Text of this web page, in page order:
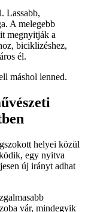
Lassabb,
A melegebb
megnyitják a
biciklizéshez,
él.
máshol lenned.
helyei közül
egy nyitva
új irányt adhat
vár, mindegyik